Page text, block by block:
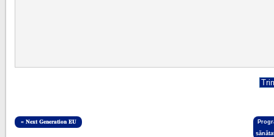
« 𝐍𝐞𝐱𝐭 𝐆𝐞𝐧𝐞𝐫𝐚𝐭𝐢𝐨𝐧 𝐄𝐔